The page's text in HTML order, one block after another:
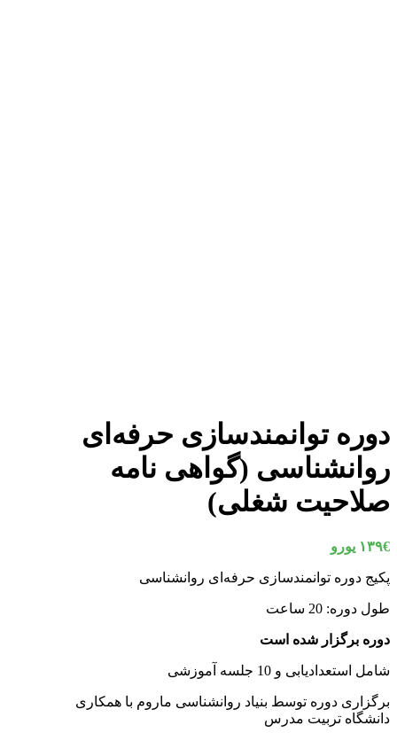
دوره توانمندسازی حرفه‌ای
روانشناسی (گواهی نامه
صلاحیت شغلی)
۱۳۹€ یورو
پکیج دوره توانمندسازی حرفه‌ای روانشناسی
طول دوره: 20 ساعت
دوره برگزار شده است
شامل استعدادیابی و 10 جلسه آموزشی
برگزاری دوره توسط بنیاد روانشناسی ماروم با همکاری
دانشگاه تربیت مدرس